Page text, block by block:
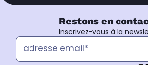
Restons en
Inscrivez-vous à la